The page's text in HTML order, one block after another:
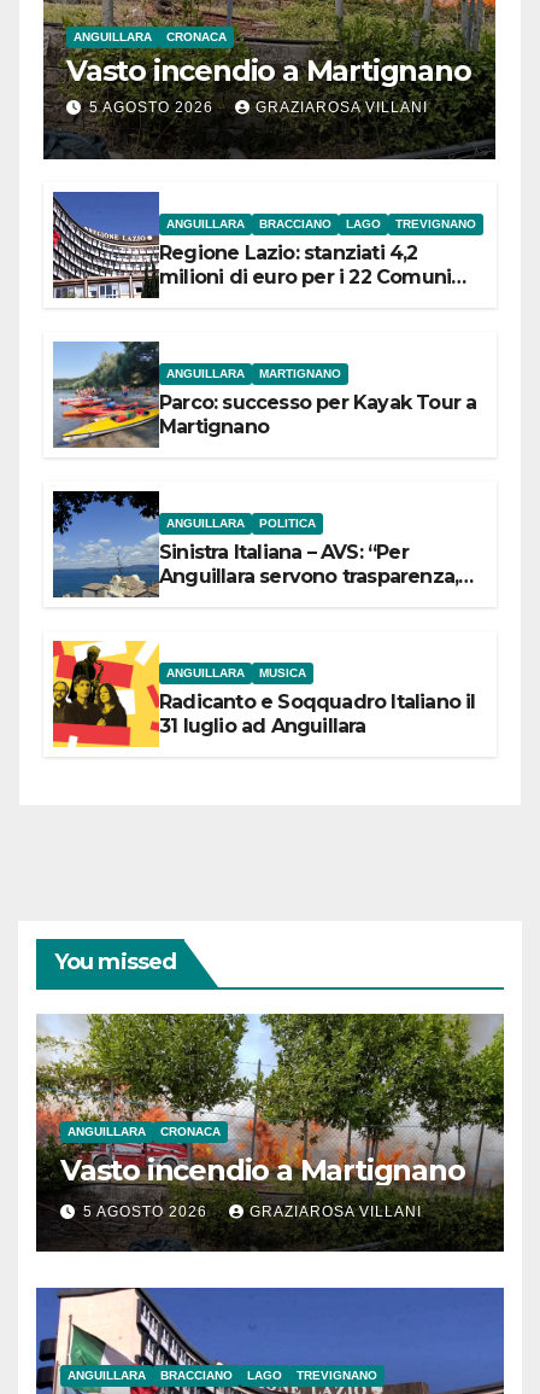
ANGUILLARA CRONACA
Vasto incendio a Martignano
5 AGOSTO 2026 GRAZIAROSA VILLANI
ANGUILLARA BRACCIANO LAGO TREVIGNANO
Regione Lazio: stanziati 4,2
milioni di euro per i 22 Comuni
ANGUILLARA MARTIGNANO
Parco: successo per Kayak Tour a
Martignano
ANGUILLARA POLITICA
Sinistra Italiana – AVS: “Per
Anguillara servono trasparenza,
ANGUILLARA MUSICA
Radicanto e Soqquadro Italiano il
31 luglio ad Anguillara
You missed
ANGUILLARA CRONACA
Vasto incendio a Martignano
5 AGOSTO 2026 GRAZIAROSA VILLANI
ANGUILLARA BRACCIANO LAGO TREVIGNANO